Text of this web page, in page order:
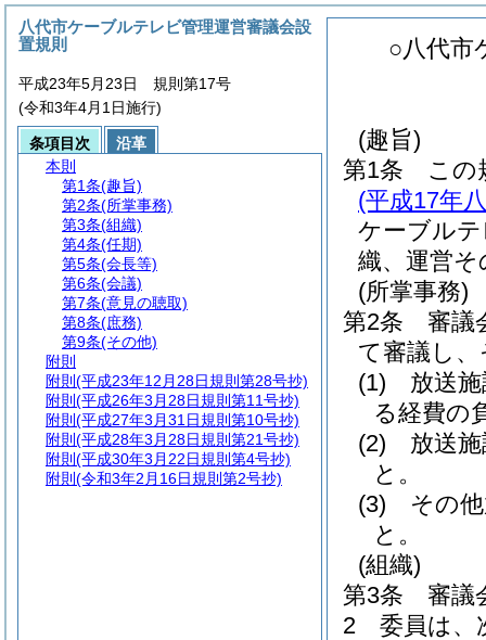
○八代市
(趣旨)
第1条
この
(平成17年
ケーブル
織、運営
(所掌事務)
第2条
審議
て審議し
(1)
放送
る経費の
(2)
放送
と。
(3)
その
と。
(組織)
第3条
審議
2
委員は、
八代市ケーブルテレビ管理運営審議会設
置規則
平成23年5月23日 規則第17号
(令和3年4月1日施行)
条項目次
沿革
本則
第1条(趣旨)
第2条(所掌事務)
第3条(組織)
第4条(任期)
第5条(会長等)
第6条(会議)
第7条(意見の聴取)
第8条(庶務)
第9条(その他)
附則
附則 (平成23年12月28日規則第28号抄)
附則 (平成26年3月28日規則第11号抄)
附則 (平成27年3月31日規則第10号抄)
附則 (平成28年3月28日規則第21号抄)
附則 (平成30年3月22日規則第4号抄)
附則 (令和3年2月16日規則第2号抄)